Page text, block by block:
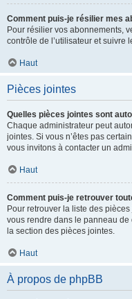
Comment puis-je résilier mes
Pour résilier vos abonnements,
contrôle de l’utilisateur et suivre
Haut
Pièces jointes
Quelles pièces jointes sont
Chaque administrateur peut
jointes. Si vous n’êtes pas
vous invitons à contacter un
Haut
Comment puis-je retrouver
Pour retrouver la liste des
vous rendre dans le panneau de
la section des pièces jointes.
Haut
À propos de phpBB